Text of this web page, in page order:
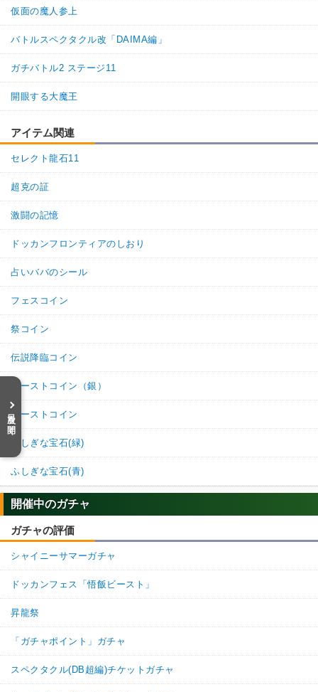
目次を開く
仮面の魔人参上
バトルスペクタクル改「DAIMA編」
ガチバトル2 ステージ11
開眼する大魔王
アイテム関連
セレクト龍石11
超克の証
激闘の記憶
ドッカンフロンティアのしおり
占いババのシール
フェスコイン
祭コイン
伝説降臨コイン
バーストコイン（銀）
バーストコイン
ふしぎな宝石(緑)
ふしぎな宝石(青)
開催中のガチャ
ガチャの評価
シャイニーサマーガチャ
ドッカンフェス「悟飯ビースト」
昇龍祭
「ガチャポイント」ガチャ
スペクタクル(DB超編)チケットガチャ